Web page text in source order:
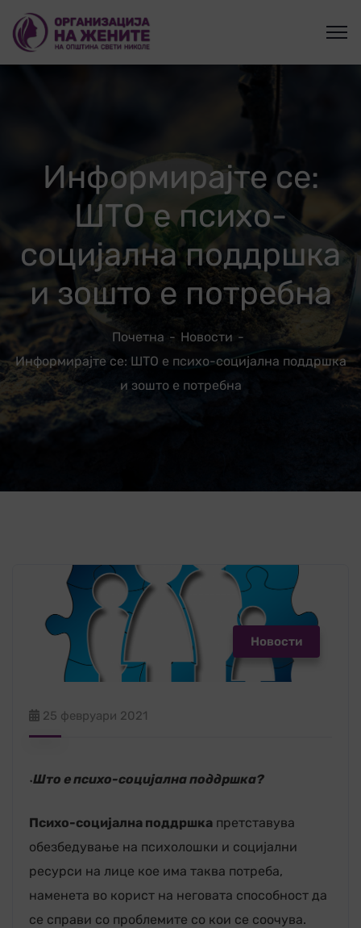
Информирајте се:
ШТО е психо-
социјална поддршка
и зошто е потребна
Почетна
Новости
Информирајте се: ШТО е психо-социјална поддршка
и зошто е потребна
Новости
25 февруари 2021
۰Што е психо-социјална поддршка?
Психо-социјална поддршка претставува
обезбедување на психолошки и социјални
ресурси на лице кое има таква потреба,
наменета во корист на неговата способност да
се справи со проблемите со кои се соочува.